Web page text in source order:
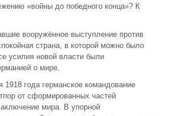
«войны до победного конца»? К
вооружённое выступление против
страна, в которой можно было
усилия новой власти были
о мире.
года германское командование
от сформированных частей
мира. В упорной